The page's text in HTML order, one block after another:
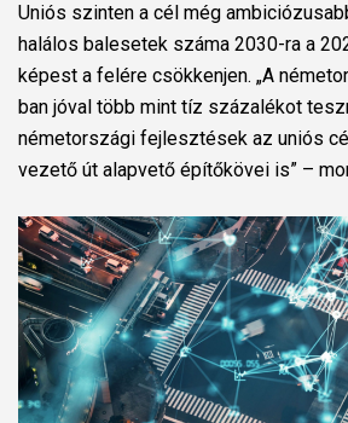
Uniós szinten a cél még
halálos balesetek száma 2030-ra a
képest a felére csökkenjen. „A
ban jóval több mint tíz százalékot
németországi fejlesztések az uniós
vezető út alapvető építőkövei is” –